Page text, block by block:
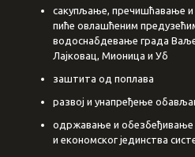
сакупљање, пречишћавање и
пиће овлашћеним
водоснабдевање града
Лајковац, Мионица и Уб
заштита од поплава
развој и унапређење
одржавање и
и економског јединства